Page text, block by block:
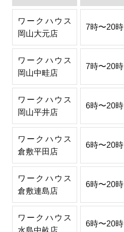
ワークハウス
岡山大元店
7時〜20時
ワークハウス
岡山中畦店
7時〜20時
ワークハウス
岡山平井店
6時〜20時
ワークハウス
倉敷平田店
6時〜20時
ワークハウス
倉敷連島店
6時〜20時
ワークハウス
水島中畝店
6時〜20時